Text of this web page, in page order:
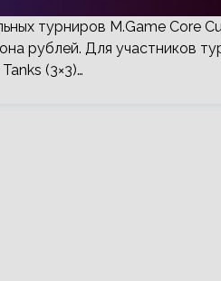
турниров M.Game Core
рублей. Для участников
(3×3)…